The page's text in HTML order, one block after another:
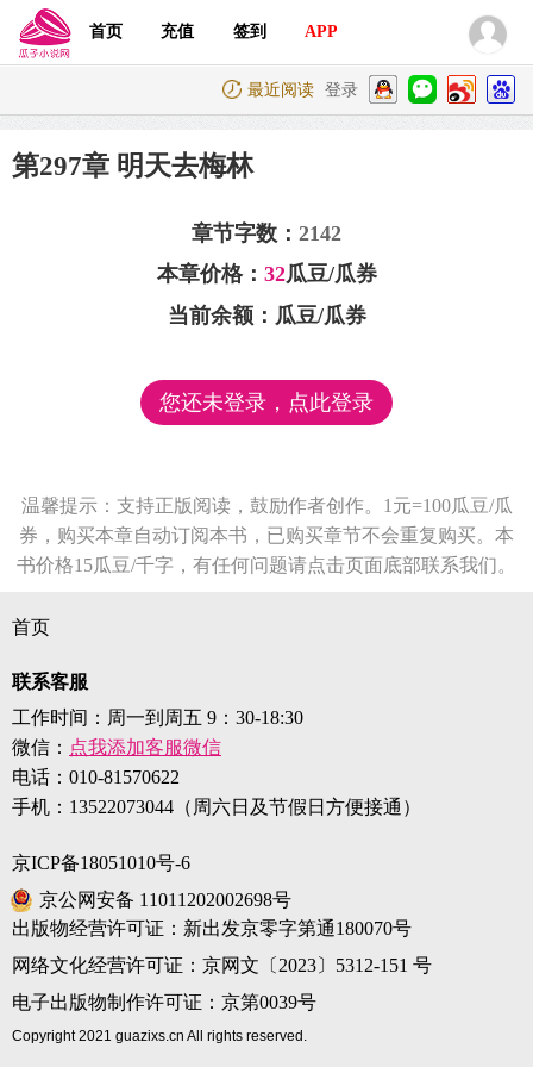
首页 充值 签到 APP
最近阅读 登录
第297章 明天去梅林
章节字数： 2142
本章价格： 32瓜豆/瓜券
当前余额： 瓜豆/瓜券
您还未登录，点此登录
温馨提示：支持正版阅读，鼓励作者创作。1元=100瓜豆/瓜
券，购买本章自动订阅本书，已购买章节不会重复购买。本
书价格15瓜豆/千字，有任何问题请点击页面底部联系我们。
首页
联系客服
工作时间：周一到周五 9：30-18:30
微信： 点我添加客服微信
电话： 010-81570622
手机： 13522073044（周六日及节假日方便接通）
京ICP备18051010号-6
京公网安备 11011202002698号
出版物经营许可证：新出发京零字第通180070号
网络文化经营许可证：京网文〔2023〕5312-151 号
电子出版物制作许可证：京第0039号
Copyright 2021 guazixs.cn All rights reserved.